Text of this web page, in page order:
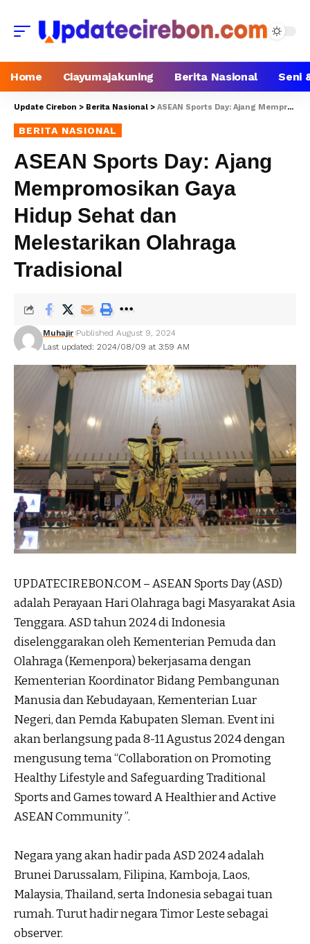
Home Ciayumajakuning Berita Nasional Seni
Update Cirebon > Berita Nasional > ASEAN Sports Day: Ajang Mempromosikan Gaya Hidup Sehat dan Melestarikan Olahraga Tradisional
BERITA NASIONAL
ASEAN Sports Day: Ajang
Mempromosikan Gaya
Hidup Sehat dan
Melestarikan Olahraga
Tradisional
Last updated: 2024/08/09 at 3:59 AM
Muhajir Published August 9, 2024
UPDATECIREBON.COM – ASEAN Sports Day (ASD)
adalah Perayaan Hari Olahraga bagi Masyarakat Asia
Tenggara. ASD tahun 2024 di Indonesia
diselenggarakan oleh Kementerian Pemuda dan
Olahraga (Kemenpora) bekerjasama dengan
Kementerian Koordinator Bidang Pembangunan
Manusia dan Kebudayaan, Kementerian Luar
Negeri, dan Pemda Kabupaten Sleman. Event ini
akan berlangsung pada 8-11 Agustus 2024 dengan
mengusung tema “Collaboration on Promoting
Healthy Lifestyle and Safeguarding Traditional
Sports and Games toward A Healthier and Active
ASEAN Community ”.
Negara yang akan hadir pada ASD 2024 adalah
Brunei Darussalam, Filipina, Kamboja, Laos,
Malaysia, Thailand, serta Indonesia sebagai tuan
rumah. Turut hadir negara Timor Leste sebagai
observer.